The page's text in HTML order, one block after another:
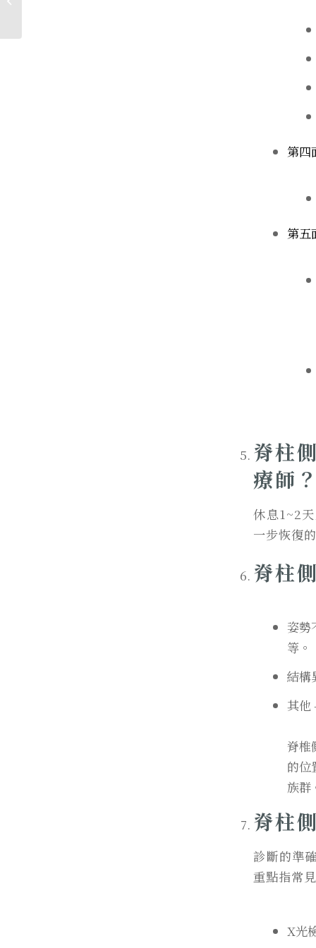
第四
第五
脊柱
療師？
休息1~2
一步恢復
脊柱
姿勢
等。
結構
其他
脊椎
的位
族群
脊柱
診斷的準
重點指常
X光